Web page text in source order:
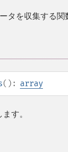
タを収集する関
(): array
す。